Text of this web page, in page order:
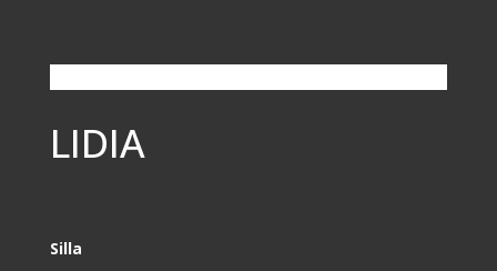
LIDIA
Silla